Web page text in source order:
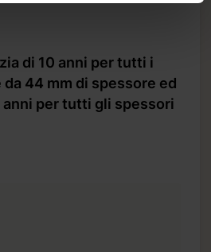
di 10 anni per tutti i
44 mm di spessore ed
anni per tutti gli spessori